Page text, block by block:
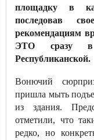
площадку в
последовав
рекомендациям
ЭТО сразу в
Республиканской.
Вонючий
пришла мыть
из здания.
отметили, что
редко, но